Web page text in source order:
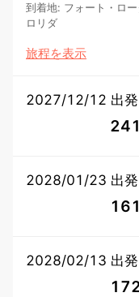
到着地: フォート・ロ
ロリダ
旅程を表示
2027/12/12 出発
2028/01/23 出発
2028/02/13 出発